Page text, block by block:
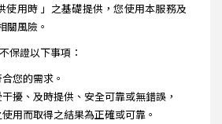
使用時 」之基礎提供，您使用本服務及
關風險。
保證以下事項：
您的需求。
擾、及時提供、安全可靠或無錯誤，
用而取得之結果為正確或可靠。